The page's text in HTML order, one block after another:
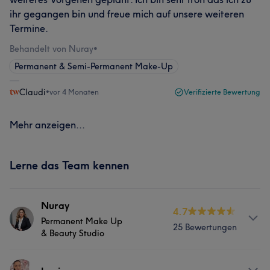
ihr gegangen bin und freue mich auf unsere weiteren
Termine.
Behandelt von Nuray•
Permanent & Semi-Permanent Make-Up
Claudi•vor 4 Monaten Verifizierte Bewertung
Mehr anzeigen...
Lerne das Team kennen
Nuray
Permanent Make Up
& Beauty Studio
4.7
25 Bewertungen
Info